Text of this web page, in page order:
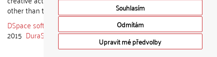
Souhlasím
Odmítám
Upravit mé předvolby
other than the author.
DSpace software
copyright © 2002-
2015 DuraSpace